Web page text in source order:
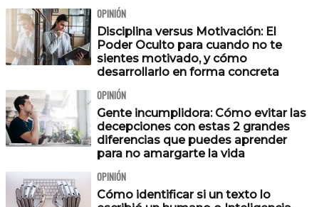
OPINIÓN
Disciplina versus Motivación: El
Poder Oculto para cuando no te
sientes motivado, y cómo
desarrollarlo en forma concreta
OPINIÓN
Gente incumplidora: Cómo evitar las
decepciones con estas 2 grandes
diferencias que puedes aprender
para no amargarte la vida
OPINIÓN
Cómo identificar si un texto lo